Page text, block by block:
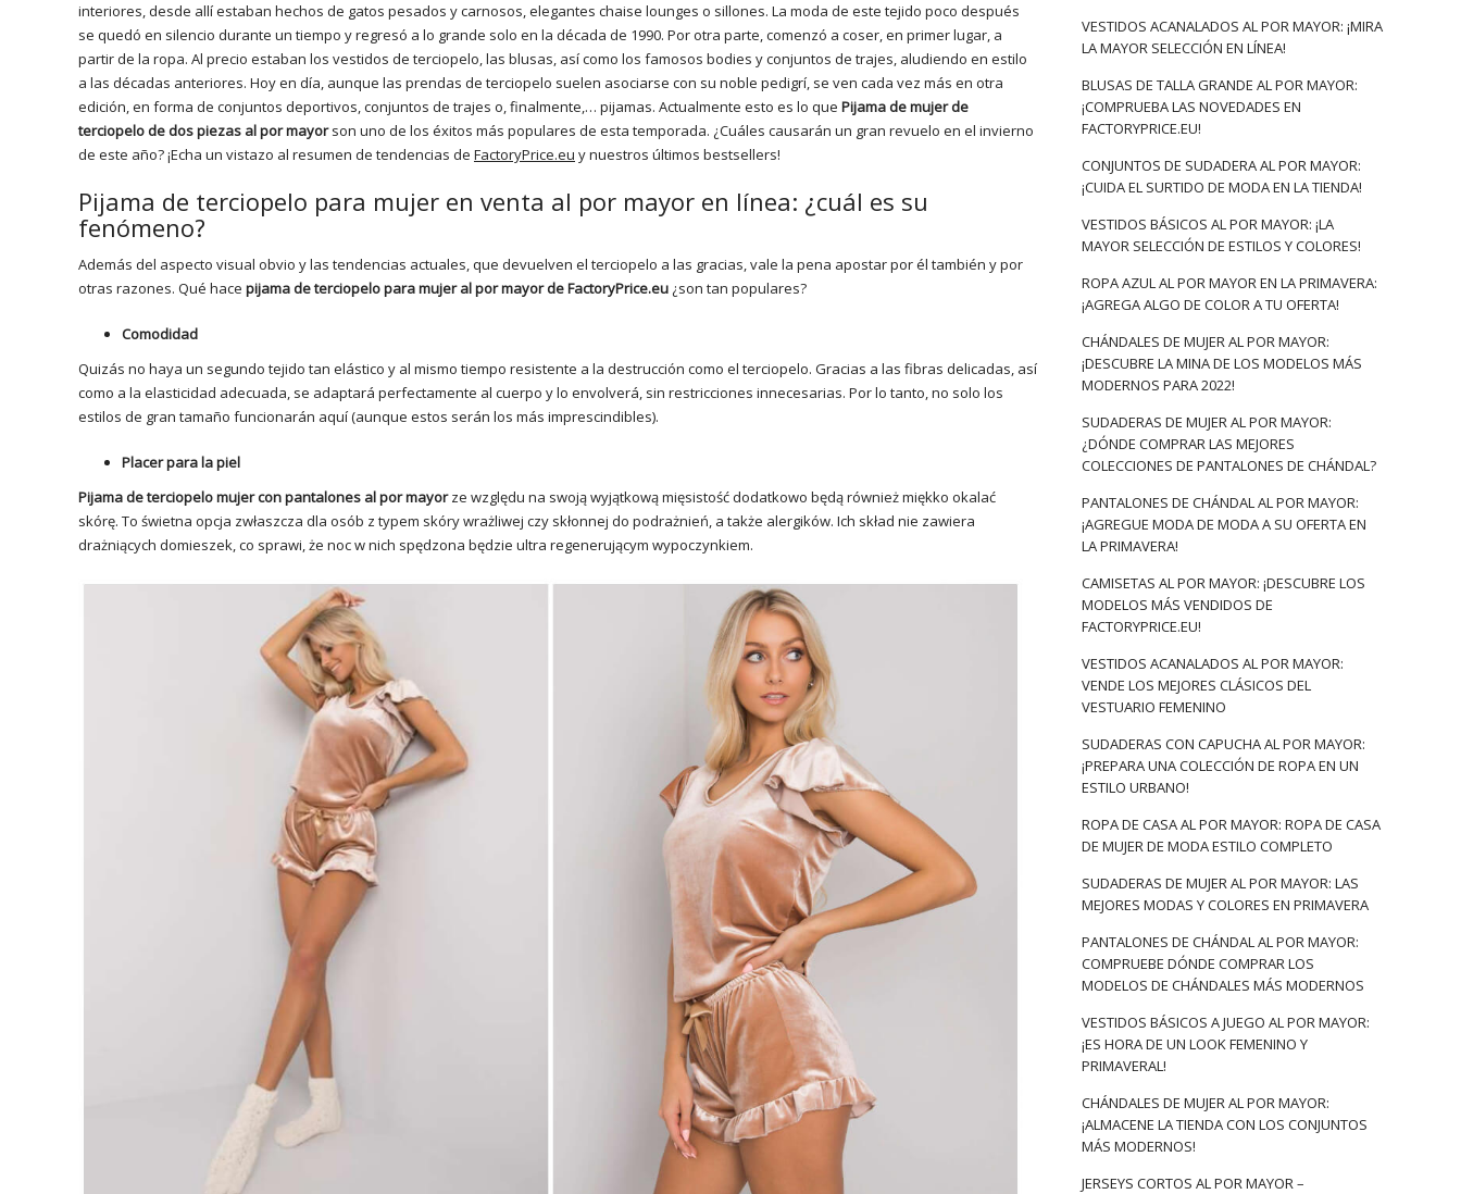
interiores, desde allí estaban hechos de gatos pesados y carnosos, elegantes chaise lounges o sillones. La moda de este tejido poco después
se quedó en silencio durante un tiempo y regresó a lo grande solo en la década de 1990. Por otra parte, comenzó a coser, en primer lugar, a
partir de la ropa. Al precio estaban los vestidos de terciopelo, las blusas, así como los famosos bodies y conjuntos de trajes, aludiendo en estilo
a las décadas anteriores. Hoy en día, aunque las prendas de terciopelo suelen asociarse con su noble pedigrí, se ven cada vez más en otra
edición, en forma de conjuntos deportivos, conjuntos de trajes o, finalmente,… pijamas. Actualmente esto es lo que Pijama de mujer de
terciopelo de dos piezas al por mayorson uno de los éxitos más populares de esta temporada. ¿Cuáles causarán un gran revuelo en el invierno
de este año? ¡Echa un vistazo al resumen de tendencias de FactoryPrice.eu y nuestros últimos bestsellers!
Pijama de terciopelo para mujer en venta al por mayor en línea: ¿cuál es su
fenómeno?
Además del aspecto visual obvio y las tendencias actuales, que devuelven el terciopelo a las gracias, vale la pena apostar por él también y por
otras razones. Qué hace pijama de terciopelo para mujer al por mayor de FactoryPrice.eu ¿son tan populares?
Comodidad
Quizás no haya un segundo tejido tan elástico y al mismo tiempo resistente a la destrucción como el terciopelo. Gracias a las fibras delicadas, así
como a la elasticidad adecuada, se adaptará perfectamente al cuerpo y lo envolverá, sin restricciones innecesarias. Por lo tanto, no solo los
estilos de gran tamaño funcionarán aquí (aunque estos serán los más imprescindibles).
Placer para la piel
Pijama de terciopelo mujer con pantalones al por mayorze względu na swoją wyjątkową mięsistość dodatkowo będą również miękko okalać
skórę. To świetna opcja zwłaszcza dla osób z typem skóry wrażliwej czy skłonnej do podrażnień, a także alergików. Ich skład nie zawiera
drażniących domieszek, co sprawi, że noc w nich spędzona będzie ultra regenerującym wypoczynkiem.
VESTIDOS ACANALADOS AL POR MAYOR: ¡MIRA
LA MAYOR SELECCIÓN EN LÍNEA!
BLUSAS DE TALLA GRANDE AL POR MAYOR:
¡COMPRUEBA LAS NOVEDADES EN
FACTORYPRICE.EU!
CONJUNTOS DE SUDADERA AL POR MAYOR:
¡CUIDA EL SURTIDO DE MODA EN LA TIENDA!
VESTIDOS BÁSICOS AL POR MAYOR: ¡LA
MAYOR SELECCIÓN DE ESTILOS Y COLORES!
ROPA AZUL AL POR MAYOR EN LA PRIMAVERA:
¡AGREGA ALGO DE COLOR A TU OFERTA!
CHÁNDALES DE MUJER AL POR MAYOR:
¡DESCUBRE LA MINA DE LOS MODELOS MÁS
MODERNOS PARA 2022!
SUDADERAS DE MUJER AL POR MAYOR:
¿DÓNDE COMPRAR LAS MEJORES
COLECCIONES DE PANTALONES DE CHÁNDAL?
PANTALONES DE CHÁNDAL AL POR MAYOR:
¡AGREGUE MODA DE MODA A SU OFERTA EN
LA PRIMAVERA!
CAMISETAS AL POR MAYOR: ¡DESCUBRE LOS
MODELOS MÁS VENDIDOS DE
FACTORYPRICE.EU!
VESTIDOS ACANALADOS AL POR MAYOR:
VENDE LOS MEJORES CLÁSICOS DEL
VESTUARIO FEMENINO
SUDADERAS CON CAPUCHA AL POR MAYOR:
¡PREPARA UNA COLECCIÓN DE ROPA EN UN
ESTILO URBANO!
ROPA DE CASA AL POR MAYOR: ROPA DE CASA
DE MUJER DE MODA ESTILO COMPLETO
SUDADERAS DE MUJER AL POR MAYOR: LAS
MEJORES MODAS Y COLORES EN PRIMAVERA
PANTALONES DE CHÁNDAL AL POR MAYOR:
COMPRUEBE DÓNDE COMPRAR LOS
MODELOS DE CHÁNDALES MÁS MODERNOS
VESTIDOS BÁSICOS A JUEGO AL POR MAYOR:
¡ES HORA DE UN LOOK FEMENINO Y
PRIMAVERAL!
CHÁNDALES DE MUJER AL POR MAYOR:
¡ALMACENE LA TIENDA CON LOS CONJUNTOS
MÁS MODERNOS!
JERSEYS CORTOS AL POR MAYOR –